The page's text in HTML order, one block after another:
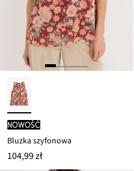
nowość
Bluzka szyfonowa
104,99 zł